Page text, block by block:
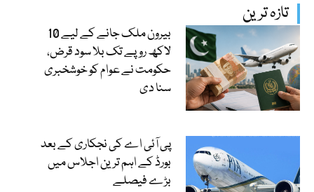
تازہ ترین
بیرون ملک جانے کے لیے 10
لاکھ روپے تک بلا سود قرض،
حکومت نے عوام کو خوشخبری
سنا دی
پی آئی اے کی نجکاری کے بعد
بورڈ کے اہم ترین اجلاس میں
بڑے فیصلے